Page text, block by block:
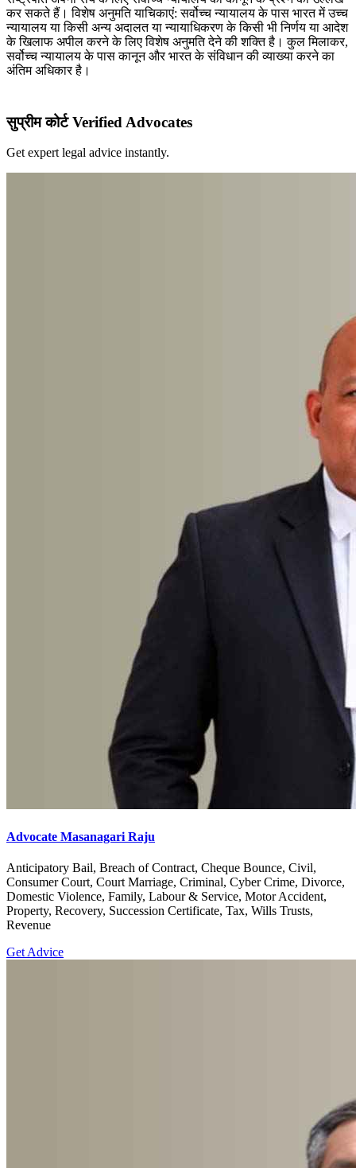
कर सकते हैं। विशेष अनुमति याचिकाएं: सर्वोच्च न्यायालय के पास भारत में उच्च
न्यायालय या किसी अन्य अदालत या न्यायाधिकरण के किसी भी निर्णय या आदेश
के खिलाफ अपील करने के लिए विशेष अनुमति देने की शक्ति है। कुल मिलाकर,
सर्वोच्च न्यायालय के पास कानून और भारत के संविधान की व्याख्या करने का
अंतिम अधिकार है।
सुप्रीम कोर्ट Verified Advocates
Get expert legal advice instantly.
Advocate Masanagari Raju
Anticipatory Bail, Breach of Contract, Cheque Bounce, Civil,
Consumer Court, Court Marriage, Criminal, Cyber Crime, Divorce,
Domestic Violence, Family, Labour & Service, Motor Accident,
Property, Recovery, Succession Certificate, Tax, Wills Trusts,
Revenue
Get Advice